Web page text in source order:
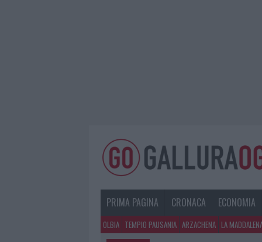
PRIMA PAGINA CRONACA ECONOMIA
OLBIA TEMPIO PAUSANIA ARZACHENA LA